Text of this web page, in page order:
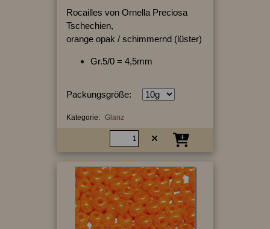
Rocailles von Ornella Preciosa
Tschechien,
orange opak / schimmernd (lüster)
Gr.5/0 = 4,5mm
Packungsgröße:
Kategorie: Glanz